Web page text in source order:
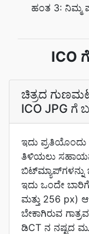
ಹಂತ 3: ನಿಮ್ಮ
ICO
ಚಿತ್ರದ
ICO JPG ಗೆ
ಇದು ಪ್ರತಿಯೊಂದು
ತಿಳಿಯಲು
ಬಿಟ್‌ಮ್ಯಾಪ್‌ಗಳನ್ನು
ಇದು ಒಂದೇ
ಮತ್ತು 256 px)
ಬೇಕಾಗಿರುವ
ಡಿCT ನ ನಷ್ಟದ